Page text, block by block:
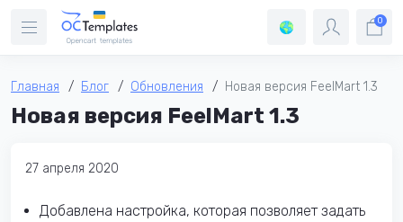
0
Главная Блог Обновления Новая версия FeelMart 1.3
Новая версия FeelMart 1.3
27 апреля 2020
Добавлена настройка, которая позволяет задать